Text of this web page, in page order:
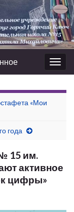
Вкл/
выкл
«Мои
года
15 им.
активное
цифры»